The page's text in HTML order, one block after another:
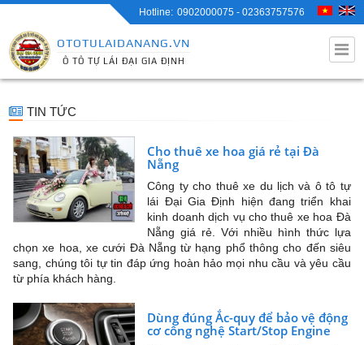
0902000075 - 02363757576
OTOTULAIDANANG.VN
Ô TÔ TỰ LÁI ĐẠI GIA ĐỊNH
TIN TỨC
Cho thuê xe hoa giá rẻ tại Đà
Nẵng
Công ty cho thuê xe du lịch và ô tô tự
lái Đại Gia Định hiện đang triển khai
kinh doanh dịch vụ cho thuê xe hoa Đà
Nẵng giá rẻ. Với nhiều hình thức lựa
chọn xe hoa, xe cưới Đà Nẵng từ hạng phổ thông cho đến siêu
sang, chúng tôi tự tin đáp ứng hoàn hảo mọi nhu cầu và yêu cầu
từ phía khách hàng.
Dùng đúng Ắc-quy để bảo vệ động
cơ công nghệ Start/Stop Engine